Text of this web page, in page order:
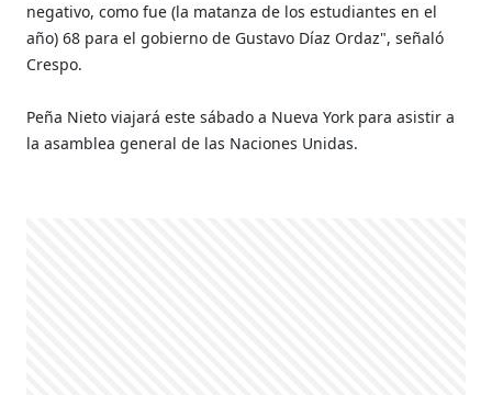
negativo, como fue (la matanza de los estudiantes en el
año) 68 para el gobierno de Gustavo Díaz Ordaz", señaló
Crespo.
Peña Nieto viajará este sábado a Nueva York para asistir a
la asamblea general de las Naciones Unidas.